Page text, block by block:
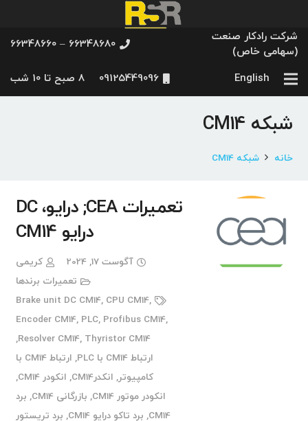
شرکت رادکار صنعت
(سهامی خاص)
66348680 – 66348660
English
09125449096 8 صبح تا 10 شب
شبکه CM14
خانه شبکه CM14
تعمیرات CEA; درایو، DC
درایو CM14
آگوست 17, 2024
کریمی
تعمیرات برندها
Brake unit DC CM14, CPU CM14,
Encoder CM14, PLC, Profibus CM14,
Resolver CM14, Thyristor CM14
,
ارتباط CM14 با PLC
,
ارتباط CM14 با
کامپیوتر, انکدرCM14 , انکودر CM14
,
انکودر موتور CM14
, بازرگانی CM14 , برد
CM14
, برد تاکو درایو CM14 , برد تریستور